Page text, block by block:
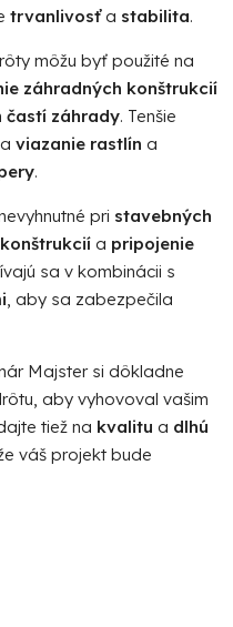
trvanlivosťa stabilita.
môžu byť použité na
záhradných konštrukcií
častí záhrady. Tenšie
viazanie rastlín a
.
pri stavebných
a pripojenie
sa v kombinácii s
, aby sa zabezpečila
Majster si dôkladne
aby vyhovoval vašim
tiež na kvalitu a dlhú
váš projekt bude